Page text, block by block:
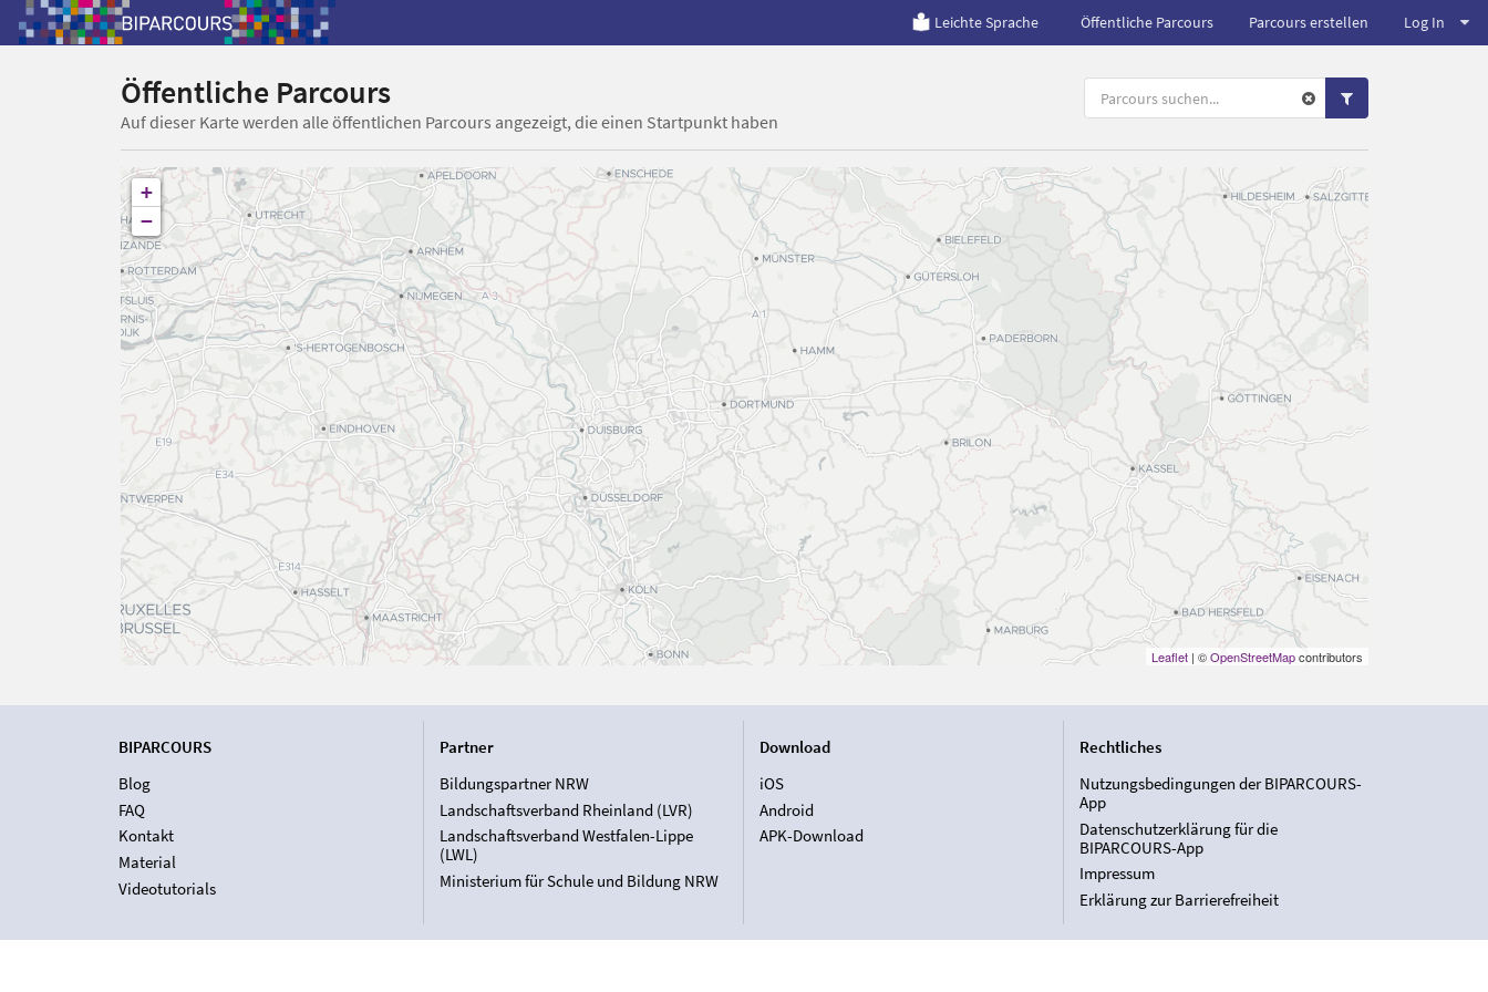
Leichte Sprache Öffentliche Parcours Parcours erstellen Log In
Öffentliche Parcours
Auf dieser Karte werden alle öffentlichen Parcours angezeigt, die einen Startpunkt haben
+
−
Leaflet| ©OpenStreetMapcontributors
BIPARCOURS
Blog
FAQ
Kontakt
Material
Videotutorials
Partner
Bildungspartner NRW
Landschaftsverband Rheinland (LVR)
Landschaftsverband Westfalen-Lippe
(LWL)
Ministerium für Schule und Bildung NRW
Download
iOS
Android
APK-Download
Rechtliches
Nutzungsbedingungen der BIPARCOURS-
App
Datenschutzerklärung für die
BIPARCOURS-App
Impressum
Erklärung zur Barrierefreiheit